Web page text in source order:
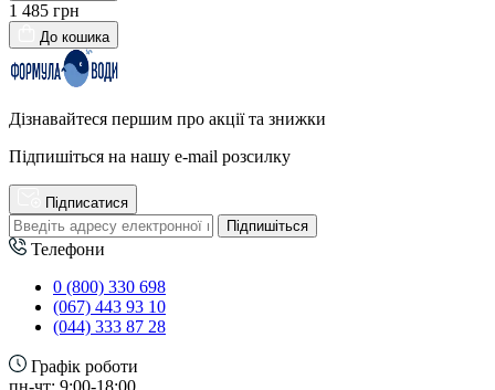
1 485 грн
До кошика
Дізнавайтеся першим про акції та знижки
Підпишіться на нашу e-mail розсилку
Підписатися
Підпишіться
Телефони
0 (800) 330 698
(067) 443 93 10
(044) 333 87 28
Графік роботи